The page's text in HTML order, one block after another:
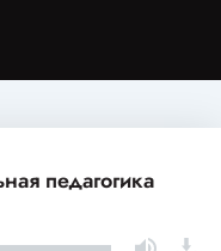
педагогика